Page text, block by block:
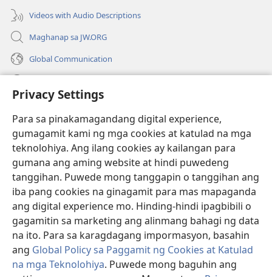
Privacy Settings
Para sa pinakamagandang digital experience,
gumagamit kami ng mga cookies at katulad na mga
teknolohiya. Ang ilang cookies ay kailangan para
gumana ang aming website at hindi puwedeng
tanggihan. Puwede mong tanggapin o tanggihan ang
iba pang cookies na ginagamit para mas mapaganda
ang digital experience mo. Hinding-hindi ipagbibili o
gagamitin sa marketing ang alinmang bahagi ng data
na ito. Para sa karagdagang impormasyon, basahin
ang Global Policy sa Paggamit ng Cookies at Katulad
na mga Teknolohiya. Puwede mong baguhin ang
Videos with Audio Descriptions
Maghanap sa JW.ORG
Global Communication
(may
na
bagong
window)
Watchtower ONLINE LIBRARY™
(may
bubukas
na
bagong
window)
JW Hub ®
(may
bubukas
bagong
window)
JW Library ®
Watchtower Library®